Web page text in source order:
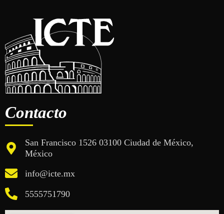
Contacto
San Francisco 1526 03100 Ciudad de México,
México
info@icte.mx
5555751790